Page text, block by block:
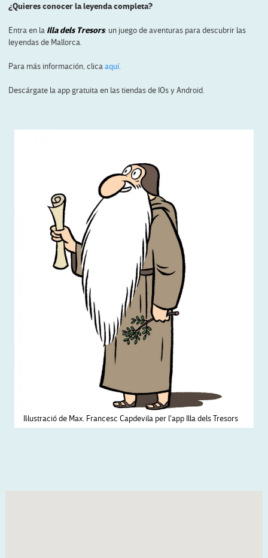
¿Quieres conocer la leyenda completa?
Entra en la Illa dels Tresors: un juego de aventuras para descubrir las
leyendas de Mallorca.
Para más información, clicaaquí.
Descárgate la app gratuita en las tiendas de IOs y Android.
Il·lustració de Max. Francesc Capdevila per l'app Illa dels Tresors